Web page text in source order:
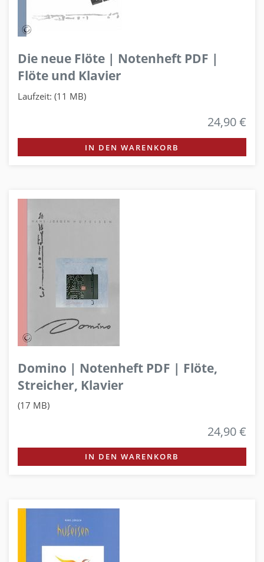
Die neue Flöte | Notenheft PDF |
Flöte und Klavier
Laufzeit: (11 MB)
24,90 €
IN DEN WARENKORB
Domino | Notenheft PDF | Flöte,
Streicher, Klavier
(17 MB)
24,90 €
IN DEN WARENKORB